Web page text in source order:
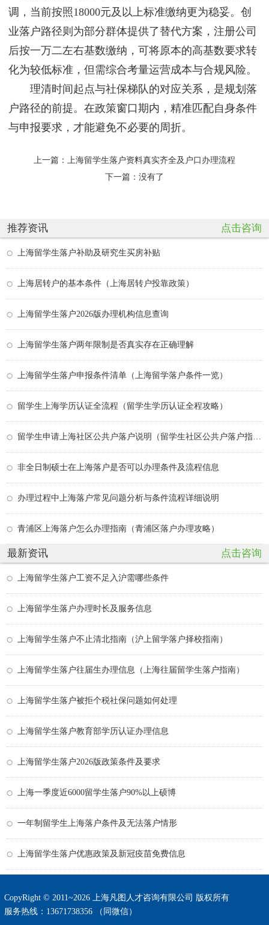
调，当前按照18000元及以上标准缴纳更为稳妥。创
业落户路径则为部分群体提供了替代方案，注册公司
后按一万二左右基数缴纳，可将原本的高基数要求转
化为较低标准，但需综合考量运营成本与合规风险。
理清时间起点与社保梯队的对应关系，是规划落
户路径的前提。在政策窗口期内，精准匹配自身条件
与申报要求，才能避免不必要的周折。
上一篇：
上海留学生落户资料真实齐全及户口办理流程
下一篇：没有了
推荐资讯 点击咨询
上海留学生落户补助及研究生买房补贴
上海居转户的基本条件（上海居转户投靠政策）
上海留学生落户2026版办理机构信息查询
上海留学生落户两年限制是否真实存在正确理解
上海留学生落户申报条件清单（上海留学落户条件一览）
留学生上海学历认证全流程（留学生学历认证全程攻略）
非全日制硕士在上海落户是否可以办理条件及流程信息
办理过程中上海落户常见问题分析与条件流程详细说明
青浦区上海落户怎么办理指南（青浦区落户办理攻略）
最新资讯 点击咨询
上海留学生落户工资不足入沪需哪些条件
上海留学生落户办理时长及服务信息
上海留学生落户不止清北指南（沪上留学落户择校指南）
上海留学生落户往届生办理信息（上海往届留学生落户指南）
上海留学生落户被拒个税社保问题如何处理
上海留学生落户教育部学历认证办理信息
上海留学生落户2026版政策条件及要求
上海一季度近6000留学生落户90%以上硕博
一年制留学生上海落户条件及无法落户情形
上海留学生落户优惠政策及新冠疫苗免费信息
CopyRight © 2011~2026 上海凡图人才咨询有限公司 版权所有
服务热线：13671738356 （同微信）